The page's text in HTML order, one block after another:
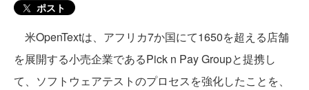
ポスト
米OpenTextは、アフリカ7か国にて1650を超える店舗
を展開する小売企業であるPick n Pay Groupと提携し
て、ソフトウェアテストのプロセスを強化したことを、